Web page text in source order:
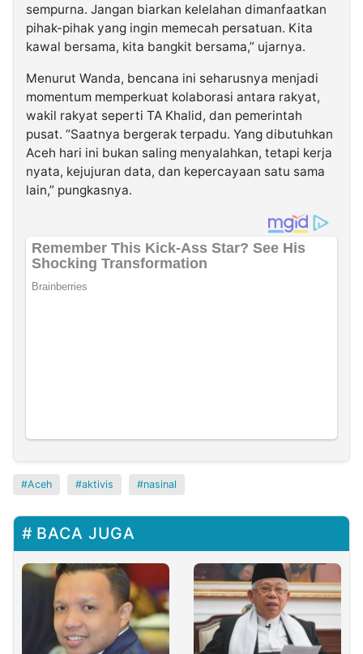
sempurna. Jangan biarkan kelelahan dimanfaatkan
pihak-pihak yang ingin memecah persatuan. Kita
kawal bersama, kita bangkit bersama,” ujarnya.
Menurut Wanda, bencana ini seharusnya menjadi
momentum memperkuat kolaborasi antara rakyat,
wakil rakyat seperti TA Khalid, dan pemerintah
pusat. “Saatnya bergerak terpadu. Yang dibutuhkan
Aceh hari ini bukan saling menyalahkan, tetapi kerja
nyata, kejujuran data, dan kepercayaan satu sama
lain,” pungkasnya.
Aceh aktivis nasinal
BACA JUGA